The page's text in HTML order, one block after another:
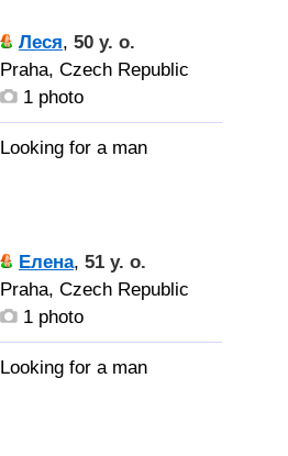
Леся, 50 y. o.
Praha, Czech Republic
1 photo
Елена, 51 y. o.
Praha, Czech Republic
1 photo